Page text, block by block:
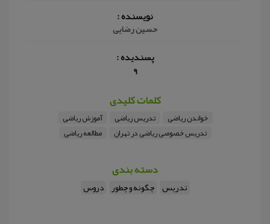
نویسنده :
حسین رضایی
پسندیده :
9
کلمات کلیدی
خواندن ریاضی تدریس ریاضی
آموزش ریاضی
تدریس خصوصی ریاضی در تهران
مطالعه ریاضی
دسته بندی
تدریس چگونه و چطور دروس